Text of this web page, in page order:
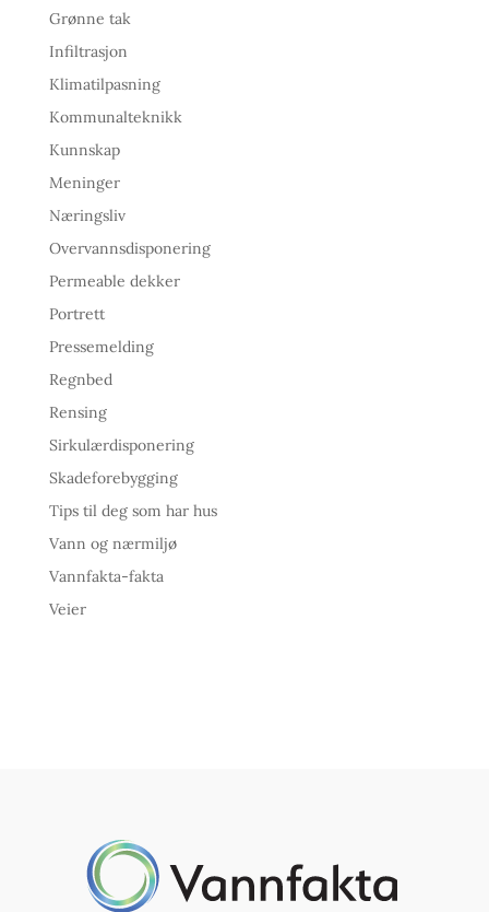
Grønne tak
Infiltrasjon
Klimatilpasning
Kommunalteknikk
Kunnskap
Meninger
Næringsliv
Overvannsdisponering
Permeable dekker
Portrett
Pressemelding
Regnbed
Rensing
Sirkulærdisponering
Skadeforebygging
Tips til deg som har hus
Vann og nærmiljø
Vannfakta-fakta
Veier